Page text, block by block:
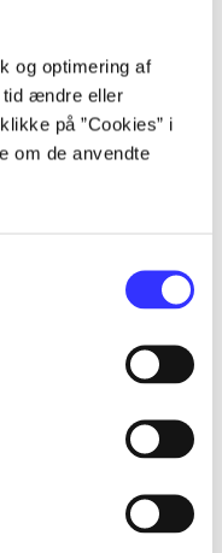
og optimering af
tid ændre eller
på ”Cookies” i
om de anvendte